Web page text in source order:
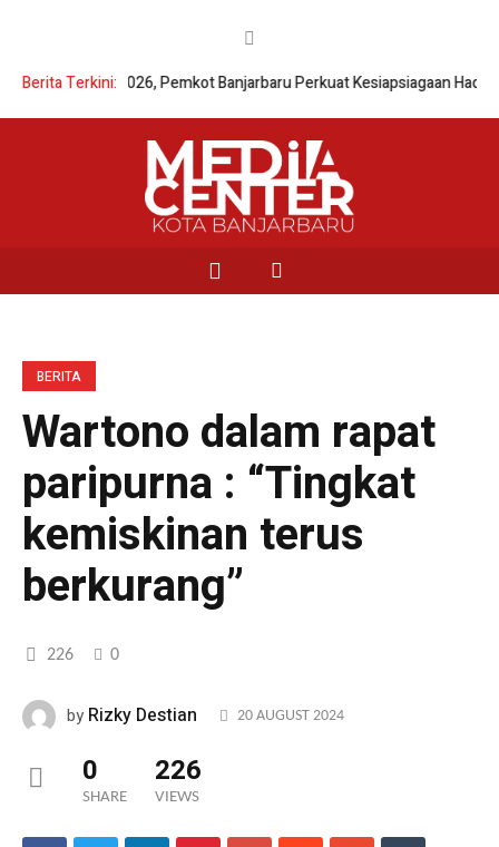
Berita Terkini:
Bencana 2026, Pemkot Banjarbaru Perkuat Kesiapsiagaan Hadapi
BERITA
Wartono dalam rapat
paripurna : “Tingkat
kemiskinan terus
berkurang”
226 0
by Rizky Destian 20 AUGUST 2024
0
SHARE
226
VIEWS